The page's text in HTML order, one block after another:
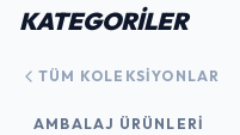
KATEGORİLER
TÜM KOLEKSIYONLAR
AMBALAJ ÜRÜNLERI